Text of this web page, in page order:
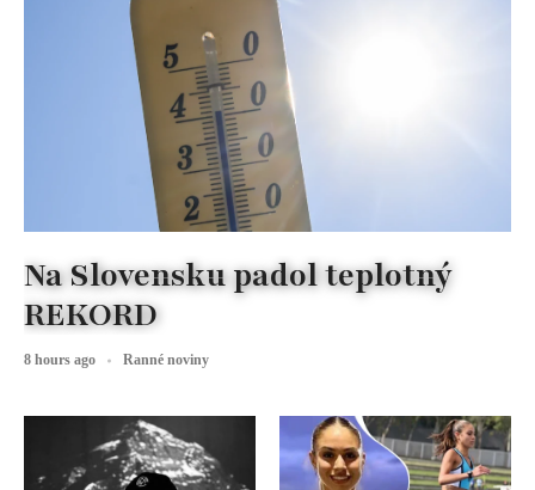
Na Slovensku padol teplotný
REKORD
8 hours ago Ranné noviny